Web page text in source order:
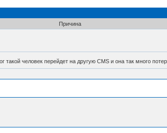
Причина
такой человек перейдет на другую CMS и она так много